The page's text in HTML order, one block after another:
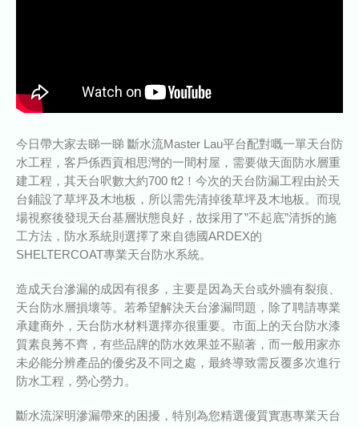
今日帶大家去睇一睇 斷水流Master Lau平台配對嘅一單天台防
水工程，客戶係西貢相思灣的一間村屋，需要做天面防水層重
建工程，其天台呎數大約700 ft2！今次的天台防漏工程由於天
台鋪設了草坪及木地板，所以需先清掉後草坪及木地板。而現
場視察後發現天台基層狀態良好，故採用了”不起底”清拆的施
工方法，防水系統則選擇了來自德國ARDEX的
SHELTERCOAT專業天台防水系統。
造成天台滲漏的成因有很多，主要是因為天台或外牆有裂痕、
天台防水層損壞等。若希望解決天台滲漏問題，除了聘請專業
承建商外，天台防水材料選擇亦很重要。市面上的天台防水漆
質素良莠不齊，有些品牌的防水效果並不顯著，而一般用家亦
未必能分辨產品的優劣及不同之處，最終導致需反覆多次進行
防水工程，勞心勞力。
斷水流深明滲漏帶來的困擾，特別為您精選優質實惠專業天台